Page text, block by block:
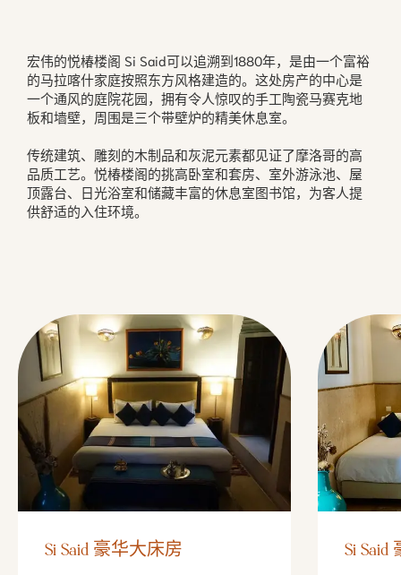
宏伟的悦椿楼阁 Si Said可以追溯到1880年，是由一个富裕
的马拉喀什家庭按照东方风格建造的。这处房产的中心是
一个通风的庭院花园，拥有令人惊叹的手工陶瓷马赛克地
板和墙壁，周围是三个带壁炉的精美休息室。
传统建筑、雕刻的木制品和灰泥元素都见证了摩洛哥的高
品质工艺。悦椿楼阁的挑高卧室和套房、室外游泳池、屋
顶露台、日光浴室和储藏丰富的休息室图书馆，为客人提
供舒适的入住环境。
Si Said 豪华大床房 Si Said